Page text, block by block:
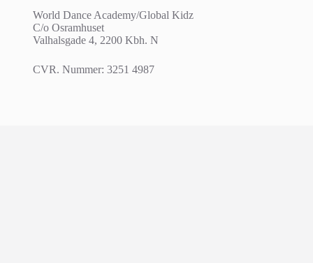
World Dance Academy/Global Kidz
C/o Osramhuset
Valhalsgade 4, 2200 Kbh. N
CVR. Nummer: 3251 4987